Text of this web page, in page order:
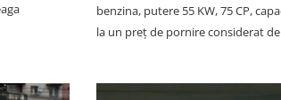
benzina, putere 55 KW, 75 CP,
la un preț de pornire considerat